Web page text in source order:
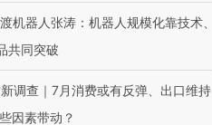
机器人张涛：机器人规模化靠技术、
共同突破
调查｜7月消费或有反弹、出口维持
因素带动？